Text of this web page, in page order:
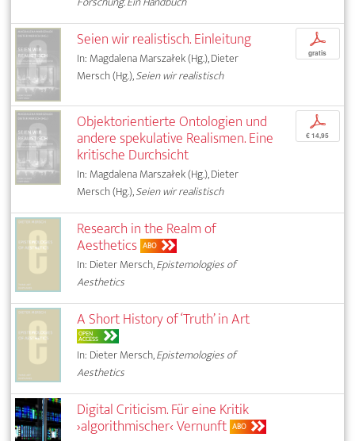
Seien wir realistisch. Einleitung
In: Magdalena Marszałek (Hg.), Dieter
Mersch (Hg.),Seien wir realistisch
p
gratis
Objektorientierte Ontologien und
andere spekulative Realismen. Eine
kritische Durchsicht
In: Magdalena Marszałek (Hg.), Dieter
Mersch (Hg.),Seien wir realistisch
p
€ 14,95
Research in the Realm of
Aesthetics ABO
In: Dieter Mersch,Epistemologies of
Aesthetics
A Short History of ‘Truth’ in Art
OPEN
ACCESS
In: Dieter Mersch,Epistemologies of
Aesthetics
Digital Criticism. Für eine Kritik
›algorithmischer‹ Vernunft ABO